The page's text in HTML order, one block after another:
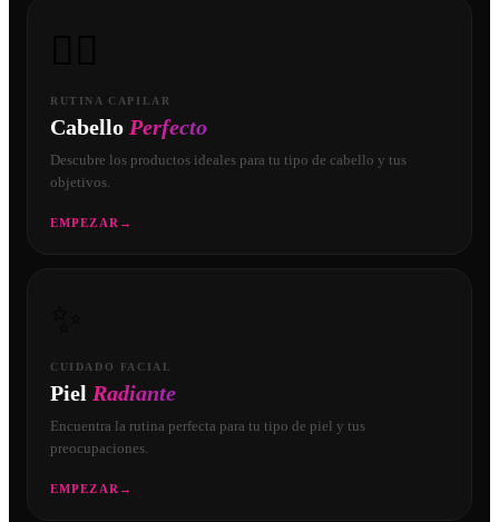
RUTINA CAPILAR
Cabello Perfecto
Descubre los productos ideales para tu tipo de cabello y tus
objetivos.
EMPEZAR →
CUIDADO FACIAL
Piel Radiante
Encuentra la rutina perfecta para tu tipo de piel y tus
preocupaciones.
EMPEZAR →